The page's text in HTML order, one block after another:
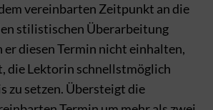
vereinbarten Zeitpunkt an die
stilistischen Überarbeitung
er diesen Termin nicht einhalten,
die Lektorin schnellstmöglich
zu setzen. Übersteigt die